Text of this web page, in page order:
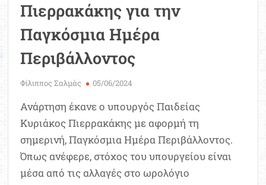
Πιερρακάκης για την
Παγκόσμια Ημέρα
Περιβάλλοντος
Φίλιππος Σαλμάς 05/06/2024
Ανάρτηση έκανε ο υπουργός Παιδείας
Κυριάκος Πιερρακάκης με αφορμή τη
σημερινή, Παγκόσμια Ημέρα Περιβάλλοντος.
Όπως ανέφερε, στόχος του υπουργείου είναι
μέσα από τις αλλαγές στο ωρολόγιο